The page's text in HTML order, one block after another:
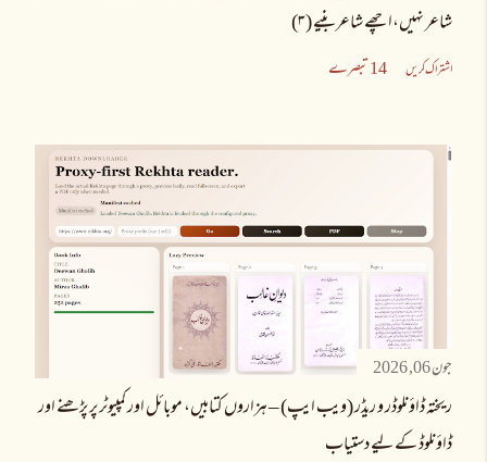
شاعر نہیں،اچھے شاعر بنیے (۳)
اشتراک کریں 14 تبصرے
جون 06, 2026
ریختہ ڈاؤنلوڈر و ریڈر (ویب ایپ) – ہزاروں کتابیں، موبائل اور کمپیوٹر پر پڑھنے اور
ڈاؤنلوڈ کے لیے دستیاب